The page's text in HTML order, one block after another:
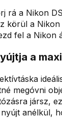
rá a Nikon
körül a Nikon
fel a Nikon
a
megóvni
jársz,
anélkül,